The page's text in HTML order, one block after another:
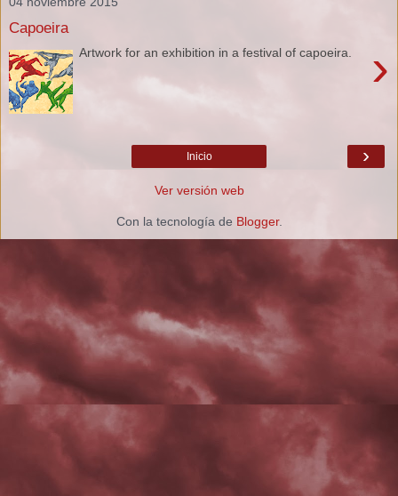
Capoeira
›
Artwork for an exhibition in a festival of capoeira.
›
Inicio
Ver versión web
Con la tecnología de Blogger.